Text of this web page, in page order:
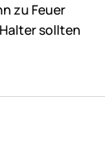
zu Feuer
sollten